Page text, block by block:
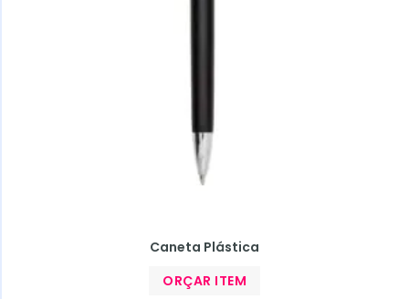
Caneta Plástica
ORÇAR ITEM